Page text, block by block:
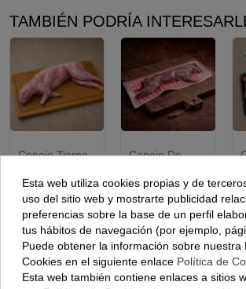
TAMBIÉN PODRÍA
Conejo Tierno
Troceado - (1,1
Kilos Aprox)
18,70 €
Ver opciones
Conejo De
O Troceado
(pieza)
14,95 €
Ver opciones
-
Esta web utiliza cookies propias y de
uso del sitio web y mostrarte publicidad
preferencias sobre la base de un perfil
tus hábitos de navegación (por ejemplo,
Puede obtener la información sobre nuestra
Cookies en el siguiente enlace Política de
Esta web también contiene enlaces a sitios